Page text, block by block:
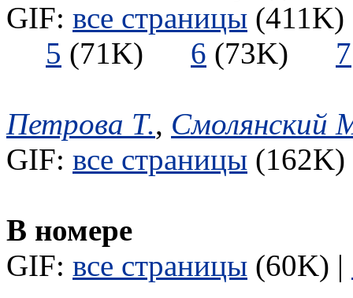
GIF: все страницы
5 (71K) 6 (73K) 7
Петрова Т., Смолянский
GIF: все страницы
В номере
GIF: все страницы (60K) |